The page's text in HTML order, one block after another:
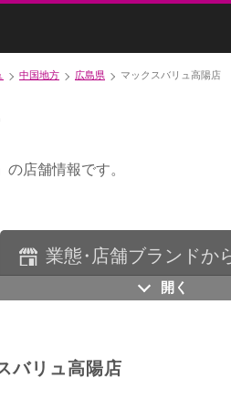
中国地方 広島県 マックスバリュ高陽店
店舗情報です。
業態・ 店舗ブランドか
開く
バリュ高陽店